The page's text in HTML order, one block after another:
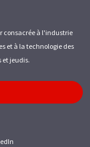
consacrée à l'industrie
et à la technologie des
et jeudis.